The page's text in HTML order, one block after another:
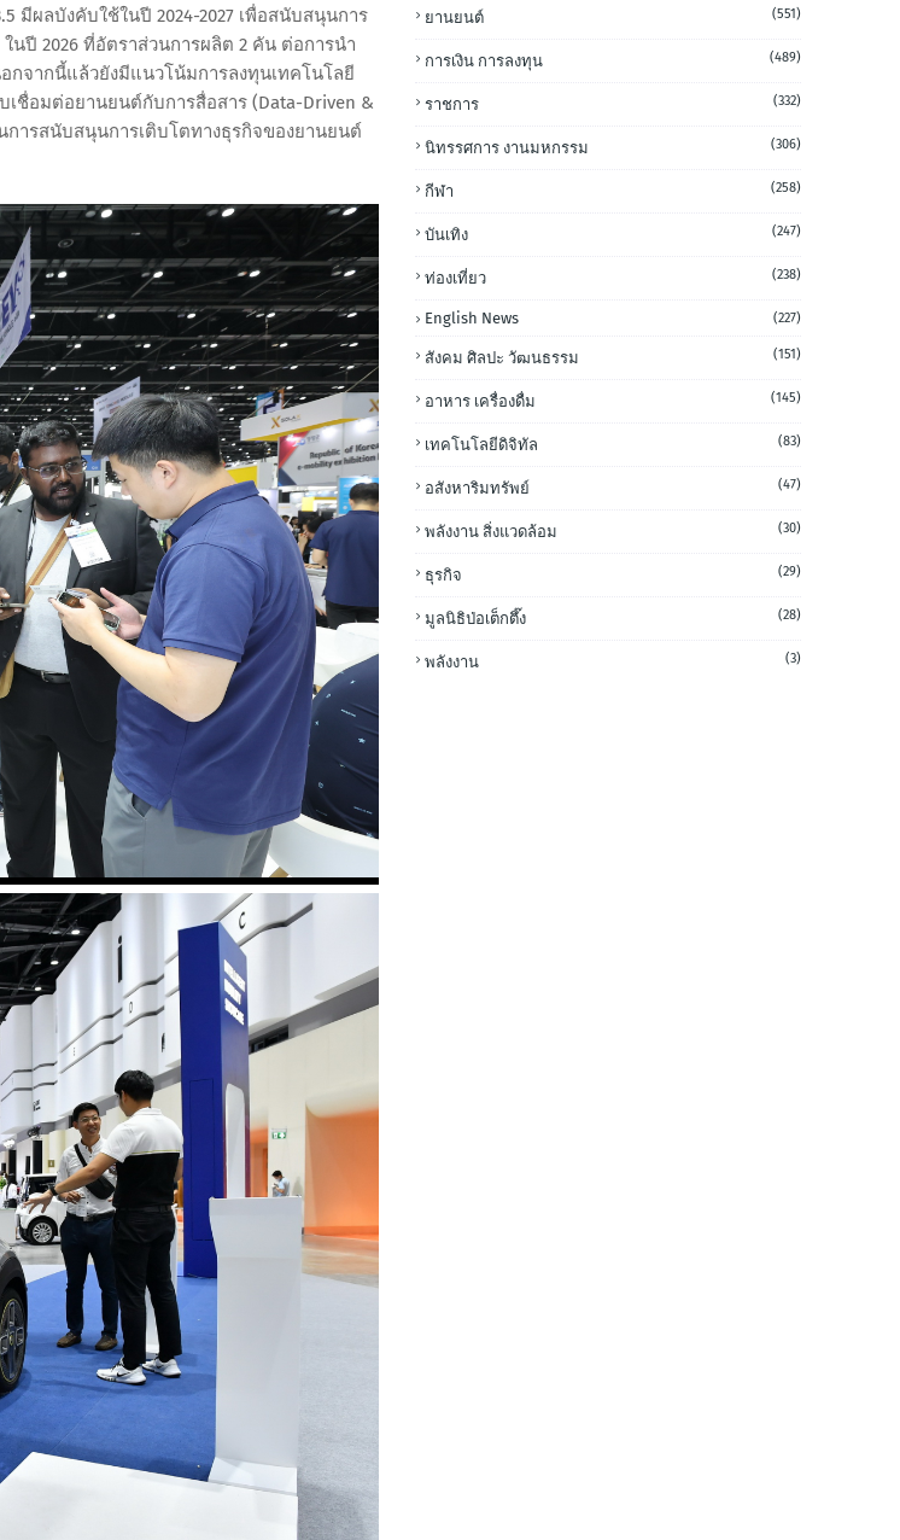
มีผลบังคับใช้ในปี 2024-2027 เพื่อสนับสนุนการ
ปี 2026 ที่อัตราส่วนการผลิต 2 คัน ต่อการนำ
กจากนี้แล้วยังมีแนวโน้มการลงทุนเทคโนโลยี
ชื่อมต่อยานยนต์กับการสื่อสาร (Data-Driven &
การสนับสนุนการเติบโตทางธุรกิจของยานยนต์
ยานยนต์ (551)
การเงิน การลงทุน (489)
ราชการ (332)
นิทรรศการ งานมหกรรม (306)
กีฬา (258)
บันเทิง (247)
ท่องเที่ยว (238)
English News (227)
สังคม ศิลปะ วัฒนธรรม (151)
อาหาร เครื่องดื่ม (145)
เทคโนโลยีดิจิทัล (83)
อสังหาริมทรัพย์ (47)
พลังงาน สิ่งแวดล้อม (30)
ธุรกิจ (29)
มูลนิธิป่อเต็กตึ๊ง (28)
พลังงาน (3)